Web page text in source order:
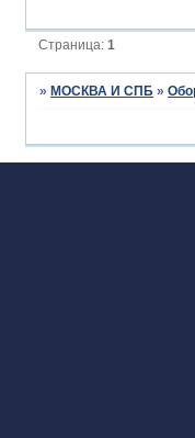
Страница:1
» МОСКВА И СПБ »